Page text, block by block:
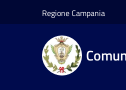
Regione Campania